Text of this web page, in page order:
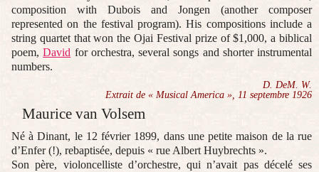
composition with Dubois and Jongen (another composer
represented on the festival program). His compositions include a
string quartet that won the Ojai Festival prize of $1,000, a biblical
poem,David for orchestra, several songs and shorter instrumental
numbers.
D. DeM. W.
Extrait de « Musical America », 11 septembre 1926
Maurice van Volsem
Né à Dinant, le 12 février 1899, dans une petite maison de la rue
d’Enfer (!), rebaptisée, depuis « rue Albert Huybrechts ».
Son père, violoncelliste d’orchestre, qui n’avait pas décelé ses